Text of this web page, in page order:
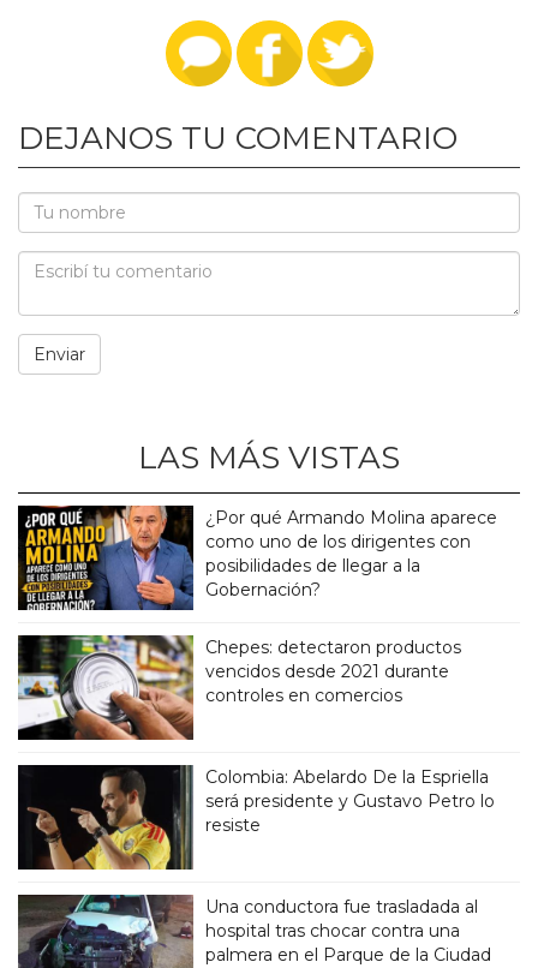
DEJANOS TU COMENTARIO
LAS MÁS VISTAS
¿Por qué Armando Molina aparece
como uno de los dirigentes con
posibilidades de llegar a la
Gobernación?
Chepes: detectaron productos
vencidos desde 2021 durante
controles en comercios
Colombia: Abelardo De la Espriella
será presidente y Gustavo Petro lo
resiste
Una conductora fue trasladada al
hospital tras chocar contra una
palmera en el Parque de la Ciudad